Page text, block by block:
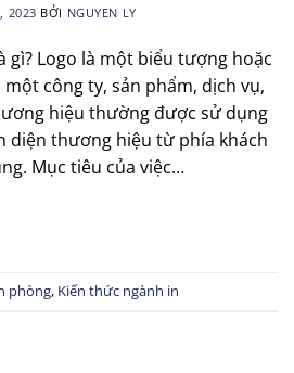
2023 BỞI NGUYEN LY
gì? Logo là một biểu tượng hoặc
công ty, sản phẩm, dịch vụ,
hiệu thường được sử dụng
diện thương hiệu từ phía khách
Mục tiêu của việc…
phòng, Kiến thức ngành in